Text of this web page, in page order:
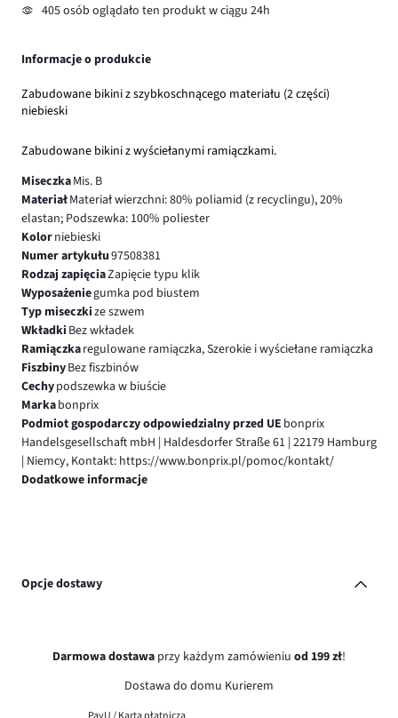
405 osób oglądało ten produkt w ciągu 24h
Informacje o produkcie
Zabudowane bikini z szybkoschnącego materiału (2 części)
niebieski
Zabudowane bikini z wyściełanymi ramiączkami.
MiseczkaMis. B
MateriałMateriał wierzchni: 80% poliamid (z recyclingu), 20%
elastan; Podszewka: 100% poliester
Kolorniebieski
Numer artykułu97508381
Rodzaj zapięciaZapięcie typu klik
Wyposażeniegumka pod biustem
Typ miseczkize szwem
Wkładki Bez wkładek
Ramiączkaregulowane ramiączka, Szerokie i wyściełane ramiączka
FiszbinyBez fiszbinów
Cechypodszewka w biuście
Markabonprix
Podmiot gospodarczy odpowiedzialny przed UE bonprix
Handelsgesellschaft mbH | Haldesdorfer Straße 61 | 22179 Hamburg
| Niemcy, Kontakt: https://www.bonprix.pl/pomoc/kontakt/
Dodatkowe informacje
Opcje dostawy
Darmowa dostawa przy każdym zamówieniu od 199 zł!
Dostawa do domu Kurierem